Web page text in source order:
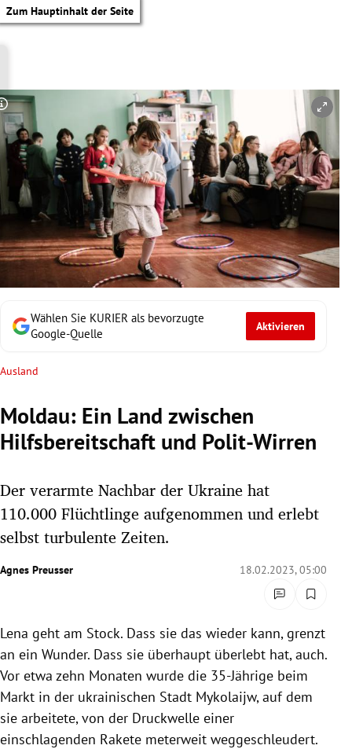
Zum Hauptinhalt der Seite
Untermenü
Untermenü
Untermenü
Untermenü
Untermenü
Untermenü
Untermenü
Untermenü
Wählen Sie KURIER als bevorzugte
Google-Quelle
Aktivieren
Ausland
Moldau: Ein Land zwischen
Hilfsbereitschaft und Polit-Wirren
Der verarmte Nachbar der Ukraine hat
110.000 Flüchtlinge aufgenommen und erlebt
selbst turbulente Zeiten.
Agnes Preusser 18.02.2023, 05:00
Copyright-Hinweis öffnen/schließen
Lena geht am Stock. Dass sie das wieder kann, grenzt
an ein Wunder. Dass sie überhaupt überlebt hat, auch.
Vor etwa zehn Monaten wurde die 35-Jährige beim
Markt in der ukrainischen Stadt Mykolaijw, auf dem
sie arbeitete, von der Druckwelle einer
einschlagenden Rakete meterweit weggeschleudert.